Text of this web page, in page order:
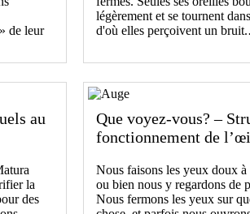
de leur
légèrement et se tournent
d'où elles perçoivent un
au
la
des
Que voyez-vous? –
fonctionnement de
Nous faisons les yeux doux à
ou bien nous y regardons de
Nous fermons les yeux sur